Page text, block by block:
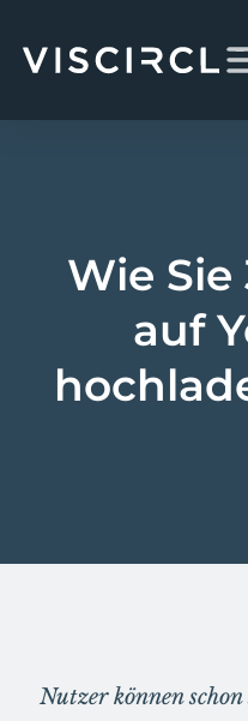
Projekte
Über uns
Wie Sie
auf
Nutzer können